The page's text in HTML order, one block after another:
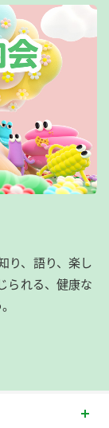
り、語り、楽し
られる、健康な